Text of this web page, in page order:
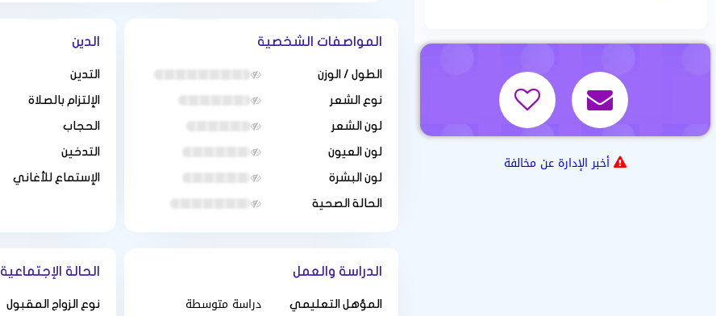
أخبر الإدارة عن مخالفة
المواصفات الشخصية
الطول / الوزن
نوع الشعر
لون الشعر
لون العيون
لون البشرة
الحالة الصحية
الدين
التدين
الإلتزام بالصلاة
الحجاب
التدخين
الإستماع للأغاني
الدراسة والعمل
المؤهل التعليمي دراسة متوسطة
الحالة الإجتماعية
نوع الزواج المقبول